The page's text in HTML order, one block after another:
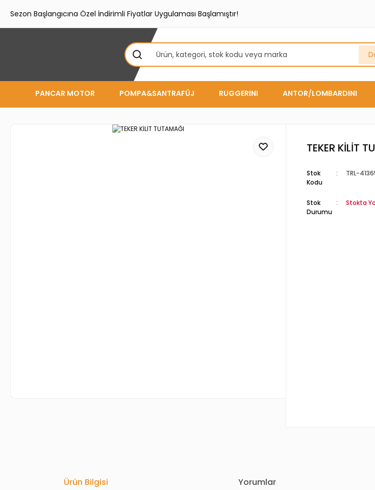
Sezon Başlangıcına Özel İndirimli Fiyatlar Uygulaması Başlamıştır!
PANCAR MOTOR POMPA&SANTRAFÜJ RUGGERINI ANTOR/LOMBARDINI
TEKER KİLİT
Stok
Kodu
TRL-
Stok
Durumu
Stokta
Ürün Bilgisi Yorumlar